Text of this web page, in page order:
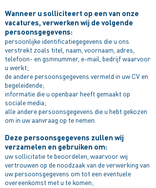
Wanneer u solliciteert op een van onze
vacatures, verwerken wij de volgende
persoonsgegevens:​
persoonlijke identificatiegegevens die u ons
verstrekt zoals titel, naam, voornaam, adres,
telefoon- en gsmnummer, e-mail, bedrijf waarvoor
u werkt;
de andere persoonsgegevens vermeld in uw CV en
begeleidende;
informatie die u openbaar heeft gemaakt op
sociale media;
alle andere persoonsgegevens die u hebt gekozen
om in uw aanvraag op te nemen.
Deze persoonsgegevens zullen wij
verzamelen en gebruiken om:​
uw sollicitatie te beoordelen, waarvoor wij
vertrouwen op de noodzaak van de verwerking van
uw persoonsgegevens om tot een eventuele
overeenkomst met u te komen;